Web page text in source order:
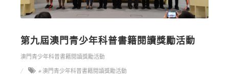
第九屆澳門青少年科普書籍閱讀獎勵活動
澳門青少年科普書籍閱讀獎勵活動
# 澳門青少年科普書籍閱讀獎勵活動